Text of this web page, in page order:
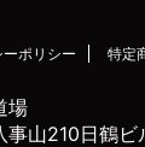
ポリシー 特定
場
事山210日鶴ビ